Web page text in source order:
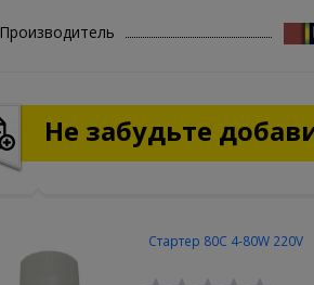
Производитель
Не забудьте
Стартер 80С 4-80W 220V